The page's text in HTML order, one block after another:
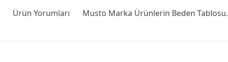
Ürün Yorumları Musto Marka Ürünlerin Beden Tablosu.